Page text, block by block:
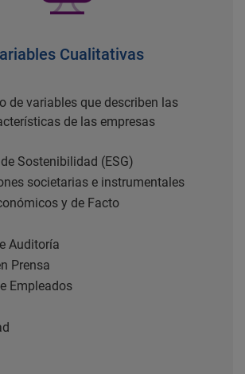
Cualitativas
de variables que describen las
de las empresas
Sostenibilidad (ESG)
societarias e instrumentales
y de Facto
Auditoría
Prensa
Empleados